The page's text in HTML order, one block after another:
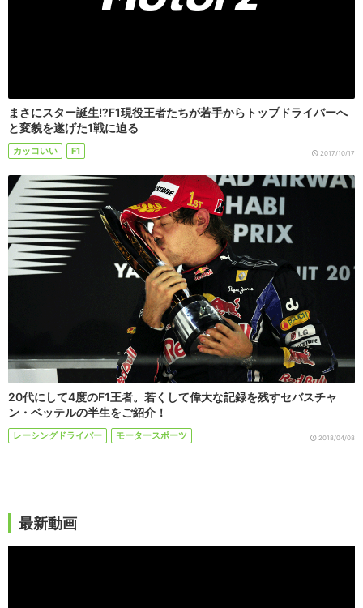
まさにスター誕生!?F1現役王者たちが若手からトップドライバーへ
と変貌を遂げた1戦に迫る
カッコいい F1 2017/10/17
20代にして4度のF1王者。若くして偉大な記録を残すセバスチャ
ン・ベッテルの半生をご紹介！
レーシングドライバー モータースポーツ 2018/04/08
最新動画